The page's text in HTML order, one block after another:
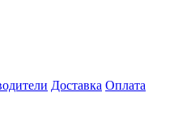
Доставка Оплата